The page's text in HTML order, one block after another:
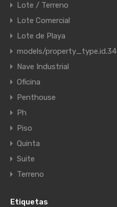
Lote / Terreno
Lote Comercial
Lote de Playa
models/property_type.id.34
Nave Industrial
Oficina
Penthouse
Ph
Piso
Quinta
Suite
Terreno
Etiquetas